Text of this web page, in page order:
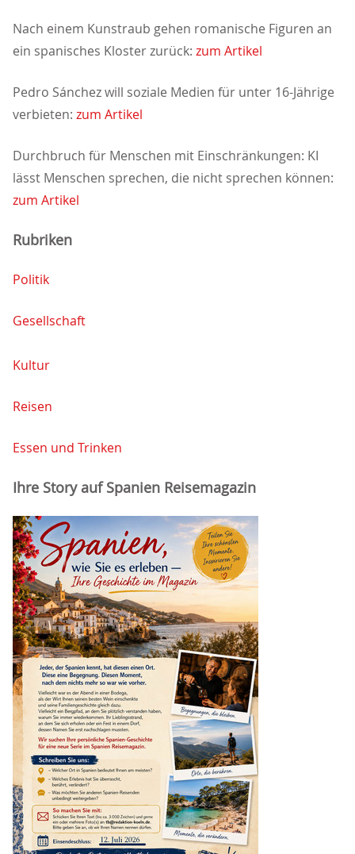
Nach einem Kunstraub gehen romanische Figuren an
ein spanisches Kloster zurück: zum Artikel
Pedro Sánchez will soziale Medien für unter 16-Jährige
verbieten: zum Artikel
Durchbruch für Menschen mit Einschränkungen: KI
lässt Menschen sprechen, die nicht sprechen können:
zum Artikel
Rubriken
Politik
Gesellschaft
Kultur
Reisen
Essen und Trinken
Ihre Story auf Spanien Reisemagazin